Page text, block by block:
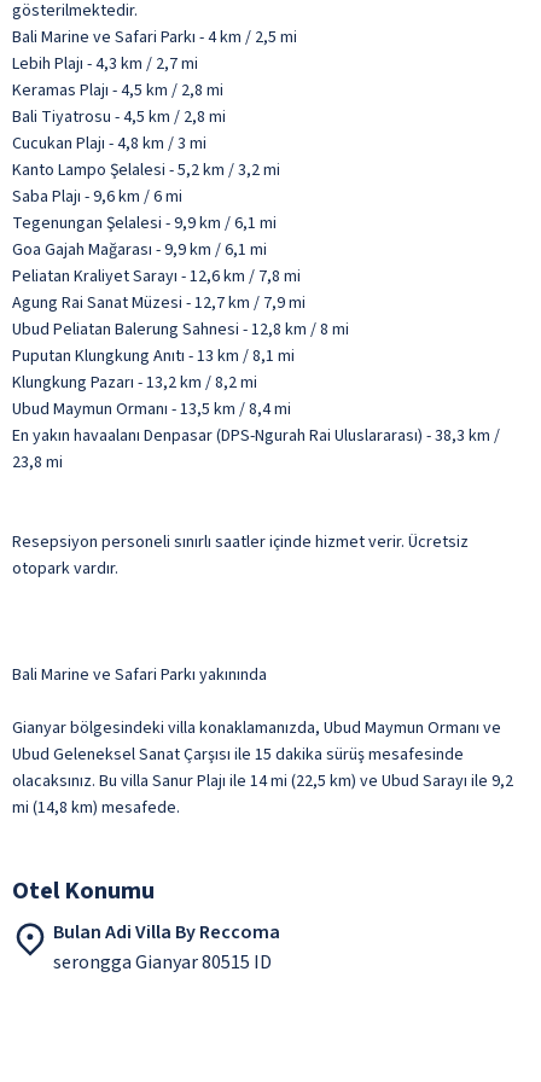
gösterilmektedir.
Bali Marine ve Safari Parkı - 4 km / 2,5 mi
Lebih Plajı - 4,3 km / 2,7 mi
Keramas Plajı - 4,5 km / 2,8 mi
Bali Tiyatrosu - 4,5 km / 2,8 mi
Cucukan Plajı - 4,8 km / 3 mi
Kanto Lampo Şelalesi - 5,2 km / 3,2 mi
Saba Plajı - 9,6 km / 6 mi
Tegenungan Şelalesi - 9,9 km / 6,1 mi
Goa Gajah Mağarası - 9,9 km / 6,1 mi
Peliatan Kraliyet Sarayı - 12,6 km / 7,8 mi
Agung Rai Sanat Müzesi - 12,7 km / 7,9 mi
Ubud Peliatan Balerung Sahnesi - 12,8 km / 8 mi
Puputan Klungkung Anıtı - 13 km / 8,1 mi
Klungkung Pazarı - 13,2 km / 8,2 mi
Ubud Maymun Ormanı - 13,5 km / 8,4 mi
En yakın havaalanı Denpasar (DPS-Ngurah Rai Uluslararası) - 38,3 km /
23,8 mi
Resepsiyon personeli sınırlı saatler içinde hizmet verir. Ücretsiz
otopark vardır.
Bali Marine ve Safari Parkı yakınında
Gianyar bölgesindeki villa konaklamanızda, Ubud Maymun Ormanı ve
Ubud Geleneksel Sanat Çarşısı ile 15 dakika sürüş mesafesinde
olacaksınız. Bu villa Sanur Plajı ile 14 mi (22,5 km) ve Ubud Sarayı ile 9,2
mi (14,8 km) mesafede.
Otel Konumu
Bulan Adi Villa By Reccoma
serongga Gianyar 80515 ID